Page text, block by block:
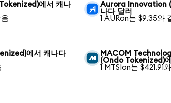
에서 캐나
Aurora Innovation
나다 달러
1 AURon는 $9.35와
에서 캐나다
MACOM
(Ondo Tokenized)
1 MTSIon는 $421.91